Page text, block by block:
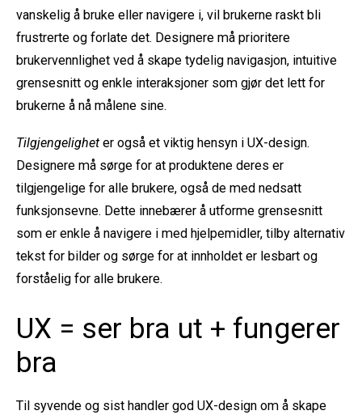
vanskelig å bruke eller navigere i, vil brukerne raskt bli
frustrerte og forlate det. Designere må prioritere
brukervennlighet ved å skape tydelig navigasjon, intuitive
grensesnitt og enkle interaksjoner som gjør det lett for
brukerne å nå målene sine.
Tilgjengeligheter også et viktig hensyn i UX-design.
Designere må sørge for at produktene deres er
tilgjengelige for alle brukere, også de med nedsatt
funksjonsevne. Dette innebærer å utforme grensesnitt
som er enkle å navigere i med hjelpemidler, tilby alternativ
tekst for bilder og sørge for at innholdet er lesbart og
forståelig for alle brukere.
UX = ser bra ut + fungerer
bra
Til syvende og sist handler god UX-design om å skape